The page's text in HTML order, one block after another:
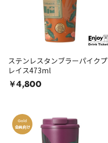
ステンレスタンブラーパイクプ
レイス473ml
￥4,800
Gold
会員向け